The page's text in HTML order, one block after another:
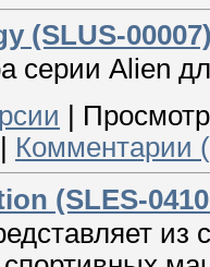
(SLUS-
серии Alien
Комментарии
(SLES-
из